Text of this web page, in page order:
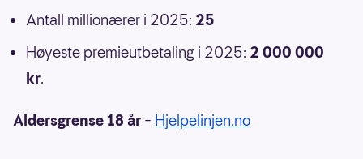
Antall millionærer i 2025: 25
Høyeste premieutbetaling i 2025: 2 000 000
kr.
Aldersgrense 18 år – Hjelpelinjen.no